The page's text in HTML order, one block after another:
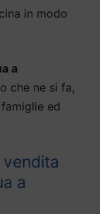
in modo
a
che ne si fa,
ed
a